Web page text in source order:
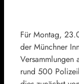
Für Montag,
der Münchner
Versammlungen
rund 500